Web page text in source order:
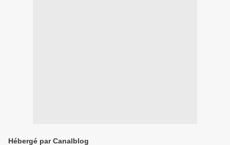
Hébergé par Canalblog